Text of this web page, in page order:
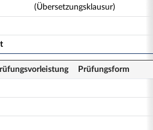
(Übersetzungsklausur)
Prüfungsform